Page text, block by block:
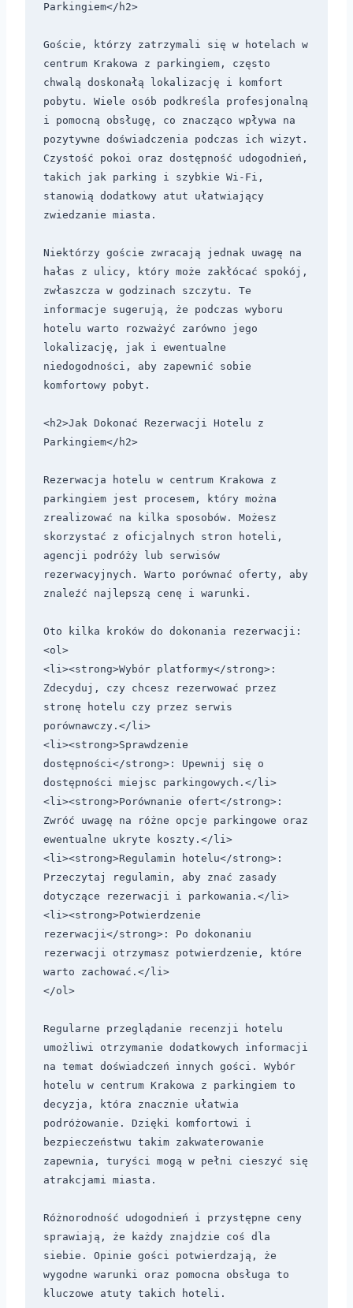
Parkingiem</h2>
Goście, którzy zatrzymali się w hotelach w
centrum Krakowa z parkingiem, często
chwalą doskonałą lokalizację i komfort
pobytu. Wiele osób podkreśla profesjonalną
i pomocną obsługę, co znacząco wpływa na
pozytywne doświadczenia podczas ich wizyt.
Czystość pokoi oraz dostępność udogodnień,
takich jak parking i szybkie Wi-Fi,
stanowią dodatkowy atut ułatwiający
zwiedzanie miasta.
Niektórzy goście zwracają jednak uwagę na
hałas z ulicy, który może zakłócać spokój,
zwłaszcza w godzinach szczytu. Te
informacje sugerują, że podczas wyboru
hotelu warto rozważyć zarówno jego
lokalizację, jak i ewentualne
niedogodności, aby zapewnić sobie
komfortowy pobyt.
<h2>Jak Dokonać Rezerwacji Hotelu z
Parkingiem</h2>
Rezerwacja hotelu w centrum Krakowa z
parkingiem jest procesem, który można
zrealizować na kilka sposobów. Możesz
skorzystać z oficjalnych stron hoteli,
agencji podróży lub serwisów
rezerwacyjnych. Warto porównać oferty, aby
znaleźć najlepszą cenę i warunki.
Oto kilka kroków do dokonania rezerwacji:
<ol>
<li><strong>Wybór platformy</strong>:
Zdecyduj, czy chcesz rezerwować przez
stronę hotelu czy przez serwis
porównawczy.</li>
<li><strong>Sprawdzenie
dostępności</strong>: Upewnij się o
dostępności miejsc parkingowych.</li>
<li><strong>Porównanie ofert</strong>:
Zwróć uwagę na różne opcje parkingowe oraz
ewentualne ukryte koszty.</li>
<li><strong>Regulamin hotelu</strong>:
Przeczytaj regulamin, aby znać zasady
dotyczące rezerwacji i parkowania.</li>
<li><strong>Potwierdzenie
rezerwacji</strong>: Po dokonaniu
rezerwacji otrzymasz potwierdzenie, które
warto zachować.</li>
</ol>
Regularne przeglądanie recenzji hotelu
umożliwi otrzymanie dodatkowych informacji
na temat doświadczeń innych gości. Wybór
hotelu w centrum Krakowa z parkingiem to
decyzja, która znacznie ułatwia
podróżowanie. Dzięki komfortowi i
bezpieczeństwu takim zakwaterowanie
zapewnia, turyści mogą w pełni cieszyć się
atrakcjami miasta.
Różnorodność udogodnień i przystępne ceny
sprawiają, że każdy znajdzie coś dla
siebie. Opinie gości potwierdzają, że
wygodne warunki oraz pomocna obsługa to
kluczowe atuty takich hoteli.